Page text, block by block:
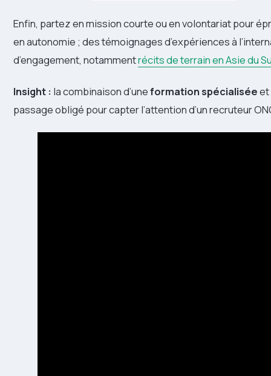
Enfin, partez en mission courte ou en volontariat pour
en autonomie ; des témoignages d’expériences à
d’engagement, notammentrécits de terrain en Asie du
Insight : la combinaison d’uneformation spécialiséeet
passage obligé pour capter l’attention d’un recruteur